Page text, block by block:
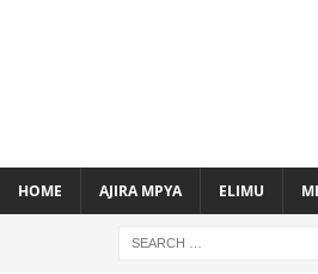
HOME AJIRA MPYA ELIMU